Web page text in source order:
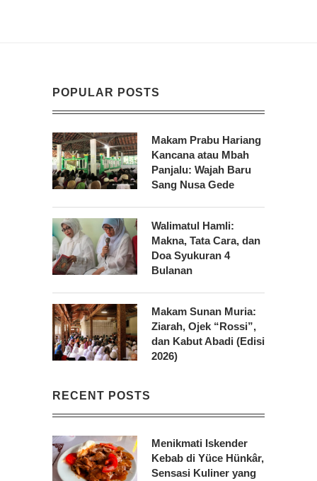
POPULAR POSTS
Makam Prabu Hariang
Kancana atau Mbah
Panjalu: Wajah Baru
Sang Nusa Gede
Walimatul Hamli:
Makna, Tata Cara, dan
Doa Syukuran 4
Bulanan
Makam Sunan Muria:
Ziarah, Ojek “Rossi”,
dan Kabut Abadi (Edisi
2026)
RECENT POSTS
Menikmati Iskender
Kebab di Yüce Hünkâr,
Sensasi Kuliner yang